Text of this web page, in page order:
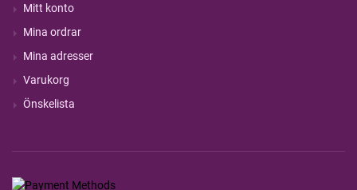
Mitt konto
Mina ordrar
Mina adresser
Varukorg
Önskelista